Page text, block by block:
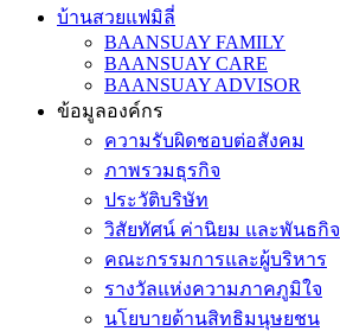
บ้านสวยแฟมิลี่
BAANSUAY FAMILY
BAANSUAY CARE
BAANSUAY ADVISOR
ข้อมูลองค์กร
ความรับผิดชอบต่อสังคม
ภาพรวมธุรกิจ
ประวัติบริษัท
วิสัยทัศน์ ค่านิยม และพันธกิจ
คณะกรรมการและผู้บริหาร
รางวัลแห่งความภาคภูมิใจ
นโยบายด้านสิทธิมนุษยชน